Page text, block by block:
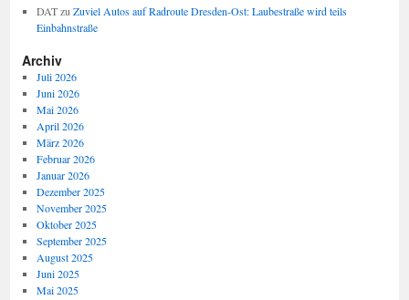
DATzu Zuviel Autos auf Radroute Dresden-Ost: Laubestraße wird teils
Einbahnstraße
Archiv
Juli 2026
Juni 2026
Mai 2026
April 2026
März 2026
Februar 2026
Januar 2026
Dezember 2025
November 2025
Oktober 2025
September 2025
August 2025
Juni 2025
Mai 2025